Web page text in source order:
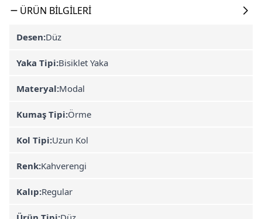
ÜRÜN BILGILERI
Desen:Düz
Yaka Tipi:Bisiklet Yaka
Materyal:Modal
Kumaş Tipi:Örme
Kol Tipi:Uzun Kol
Renk:Kahverengi
Kalıp:Regular